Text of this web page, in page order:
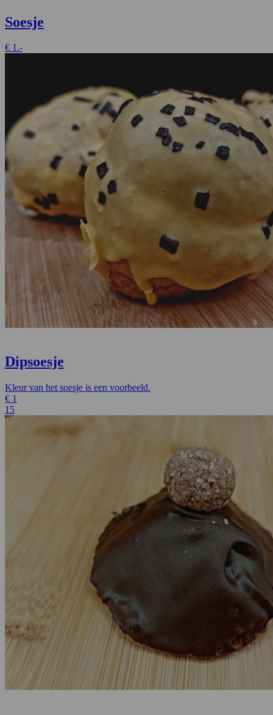
Soesje
€ 1.-
Dipsoesje
Kleur van het soesje is een voorbeeld.
€ 1
15